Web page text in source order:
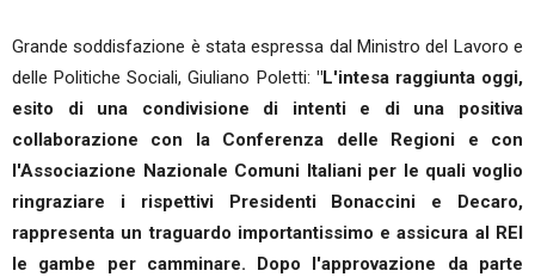
Grande soddisfazione è stata espressa dal Ministro del Lavoro e
delle Politiche Sociali, Giuliano Poletti: "L'intesa raggiunta oggi,
esito di una condivisione di intenti e di una positiva
collaborazione con la Conferenza delle Regioni e con
l'Associazione Nazionale Comuni Italiani per le quali voglio
ringraziare i rispettivi Presidenti Bonaccini e Decaro,
rappresenta un traguardo importantissimo e assicura al REI
le gambe per camminare. Dopo l'approvazione da parte